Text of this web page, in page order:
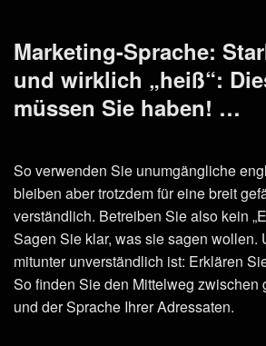
Marketing-Sprache:
und wirklich „heiß“:
müssen Sie haben! …
So verwenden Sie unumgängliche
bleiben aber trotzdem für eine breit
verständlich. Betreiben Sie also kein
Sagen Sie klar, was sie sagen wollen.
mitunter unverständlich ist: Erklären
So finden Sie den Mittelweg zwischen
und der Sprache Ihrer Adressaten.